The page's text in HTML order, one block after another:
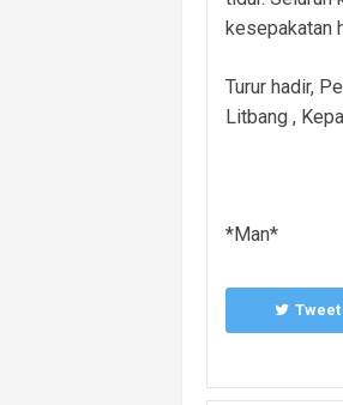
kesepakatan
Turur hadir,
Litbang ,
*Man*
Tweet